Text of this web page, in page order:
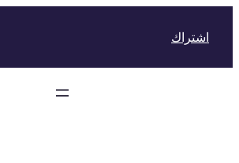
اشتراك